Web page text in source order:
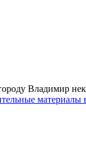
Владимир
материалы